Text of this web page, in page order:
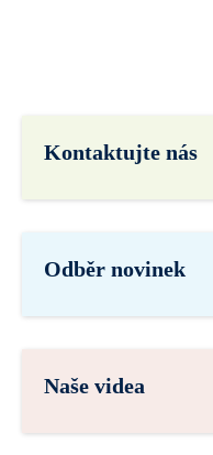
Kontaktujte nás
Odběr novinek
Naše videa